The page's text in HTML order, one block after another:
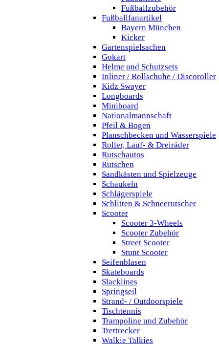
Fußballzubehör
Fußballfanartikel
Bayern München
Kicker
Gartenspielsachen
Gokart
Helme und Schutzsets
Inliner / Rollschuhe / Discoroller
Kidz Swayer
Longboards
Miniboard
Nationalmannschaft
Pfeil & Bogen
Planschbecken und Wasserspiele
Roller, Lauf- & Dreiräder
Rutschautos
Rutschen
Sandkästen und Spielzeuge
Schaukeln
Schlägerspiele
Schlitten & Schneerutscher
Scooter
Scooter 3-Wheels
Scooter Zubehör
Street Scooter
Stunt Scooter
Seifenblasen
Skateboards
Slacklines
Springseil
Strand- / Outdoorspiele
Tischtennis
Trampoline und Zubehör
Trettrecker
Walkie Talkies